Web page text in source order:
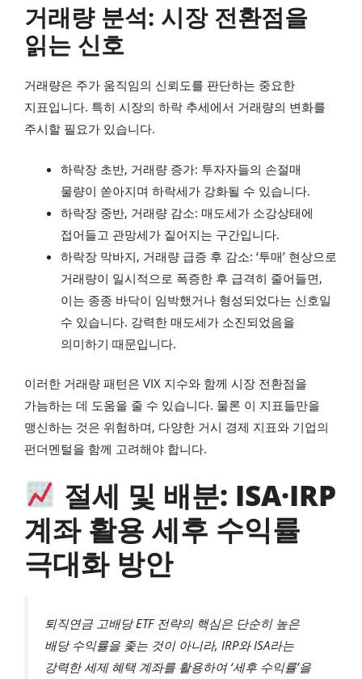
거래량 분석: 시장 전환점을
읽는 신호
거래량은 주가 움직임의 신뢰도를 판단하는 중요한
지표입니다. 특히 시장의 하락 추세에서 거래량의 변화를
주시할 필요가 있습니다.
하락장 초반, 거래량 증가: 투자자들의 손절매
물량이 쏟아지며 하락세가 강화될 수 있습니다.
하락장 중반, 거래량 감소: 매도세가 소강상태에
접어들고 관망세가 짙어지는 구간입니다.
하락장 막바지, 거래량 급증 후 감소: ‘투매’ 현상으로
거래량이 일시적으로 폭증한 후 급격히 줄어들면,
이는 종종 바닥이 임박했거나 형성되었다는 신호일
수 있습니다. 강력한 매도세가 소진되었음을
의미하기 때문입니다.
이러한 거래량 패턴은 VIX 지수와 함께 시장 전환점을
가늠하는 데 도움을 줄 수 있습니다. 물론 이 지표들만을
맹신하는 것은 위험하며, 다양한 거시 경제 지표와 기업의
펀더멘털을 함께 고려해야 합니다.
절세 및 배분: ISA·IRP
계좌 활용 세후 수익률
극대화 방안
퇴직연금 고배당 ETF 전략의 핵심은 단순히 높은
배당 수익률을 좇는 것이 아니라, IRP와 ISA라는
강력한 세제 혜택 계좌를 활용하여 ‘세후 수익률’을